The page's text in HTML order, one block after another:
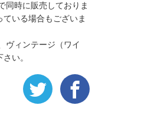
同時に販売しておりま
いる場合もございま
ヴィンテージ（ワイ
い。